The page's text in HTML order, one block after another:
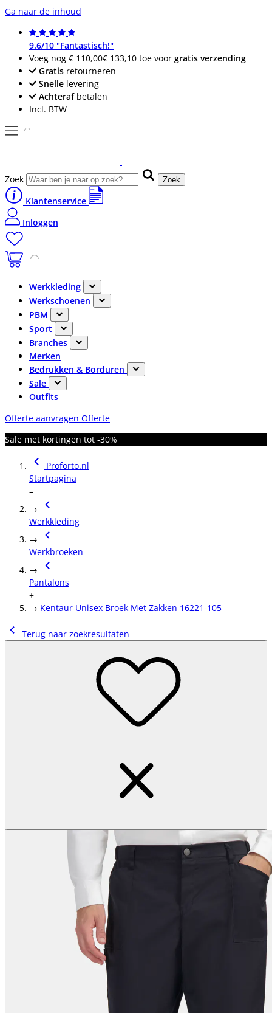
Ga naar de inhoud
9.6/10 "Fantastisch!"
Voeg nog € 110,00€ 133,10 toe voor gratis verzending
Gratis retourneren
Snelle levering
Achterafbetalen
Incl. BTW
Zoek Zoek
Klantenservice
Inloggen
Werkkleding
Werkschoenen
PBM
Sport
Branches
Merken
Bedrukken & Borduren
Sale
Outfits
Offerte aanvragen Offerte
Sale met kortingen tot -30%
Proforto.nl
Startpagina
–
→
Werkkleding
→
Werkbroeken
→
Pantalons
+
→ Kentaur Unisex Broek Met Zakken 16221-105
Terug naar zoekresultaten